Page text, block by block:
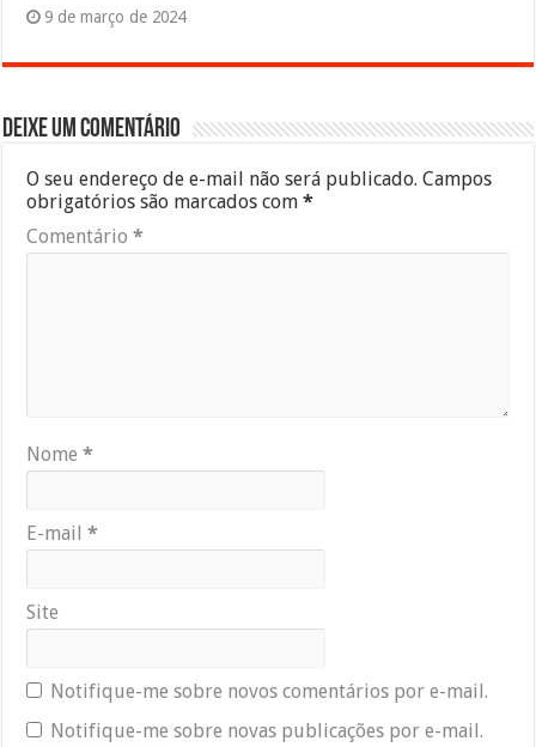
9 de março de 2024
Deixe um comentário
O seu endereço de e-mail não será publicado. Campos
obrigatórios são marcados com*
Comentário*
Nome*
E-mail*
Site
Notifique-me sobre novos comentários por e-mail.
Notifique-me sobre novas publicações por e-mail.